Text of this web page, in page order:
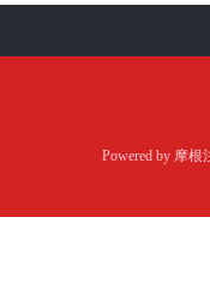
Powered by 摩根